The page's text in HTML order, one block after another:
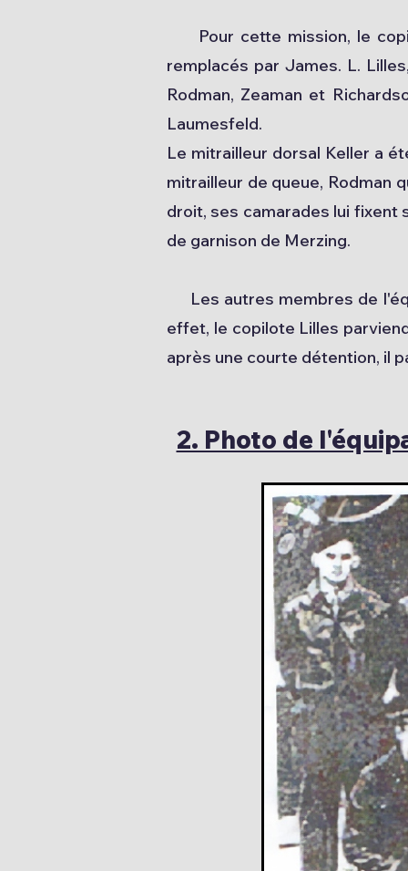
Pour cette mission, le
remplacés par James. L.
Rodman, Zeaman et
Laumesfeld.
Le mitrailleur dorsal Keller a
mitrailleur de queue, Rodman
droit, ses camarades lui fixent
de garnison de Merzing.
Les autres membres de
effet, le copilote Lilles
après une courte détention, il
2. Photo de